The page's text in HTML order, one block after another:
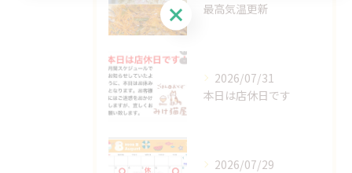
最高気温更新
2026/07/31
本日は店休日です
2026/07/29
LINE登録はこちら